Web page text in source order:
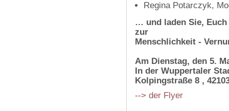
Regina Potarczyk,
… und laden Sie,
zur
Menschlichkeit -
Am Dienstag, den 5.
In der Wuppertaler
Kolpingstraße 8 ,
--> der Flyer